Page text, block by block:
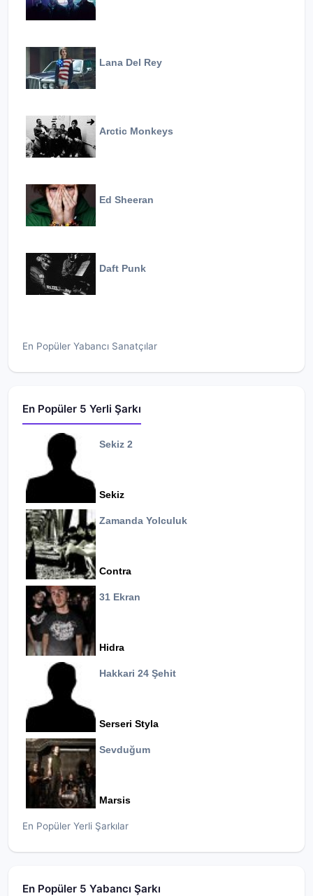
Lana Del Rey
Arctic Monkeys
Ed Sheeran
Daft Punk
En Popüler Yabancı Sanatçılar
En Popüler 5 Yerli Şarkı
Sekiz 2
Sekiz
Zamanda Yolculuk
Contra
31 Ekran
Hidra
Hakkari 24 Şehit
Serseri Styla
Sevduğum
Marsis
En Popüler Yerli Şarkılar
En Popüler 5 Yabancı Şarkı